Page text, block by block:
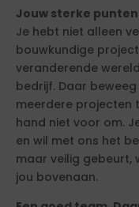
Jouw sterke
Je hebt niet alleen
bouwkundige
veranderende
bedrijf. Daar beweeg
meerdere projecten
hand niet voor om.
en wil met ons het
maar veilig gebeurt,
jou bovenaan.